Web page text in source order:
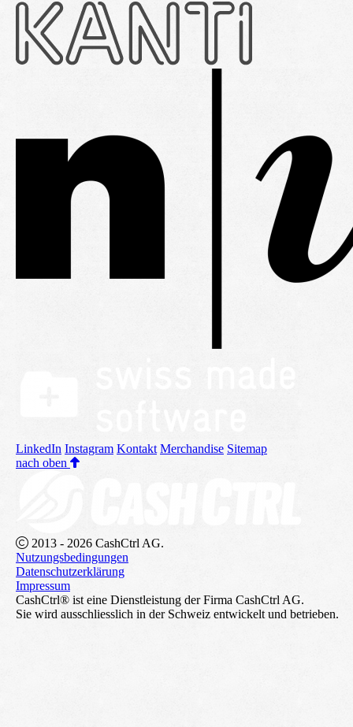
LinkedIn Instagram Kontakt Merchandise Sitemap
nach oben
2013 - 2026 CashCtrl AG.
Nutzungsbedingungen
Datenschutzerklärung
Impressum
CashCtrl® ist eine Dienstleistung der Firma CashCtrl AG.
Sie wird ausschliesslich in der Schweiz entwickelt und betrieben.